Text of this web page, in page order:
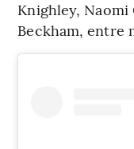
Knighley,
Beckham, entre